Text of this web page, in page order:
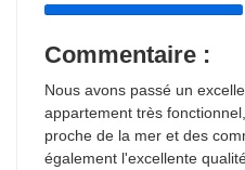
Commentaire :
Nous avons passé un
appartement très
proche de la mer et des
également l'excellente